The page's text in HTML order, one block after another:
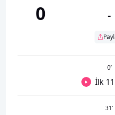
0 -
0’
İlk
31’